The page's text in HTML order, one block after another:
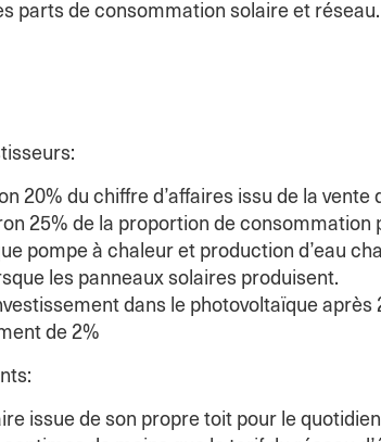
parts de consommation solaire et réseau.
20% du chiffre d’affaires issu de la vente
25% de la proportion de consommation
pompe à chaleur et production d’eau
les panneaux solaires produisent.
dans le photovoltaïque après
de 2%
issue de son propre toit pour le